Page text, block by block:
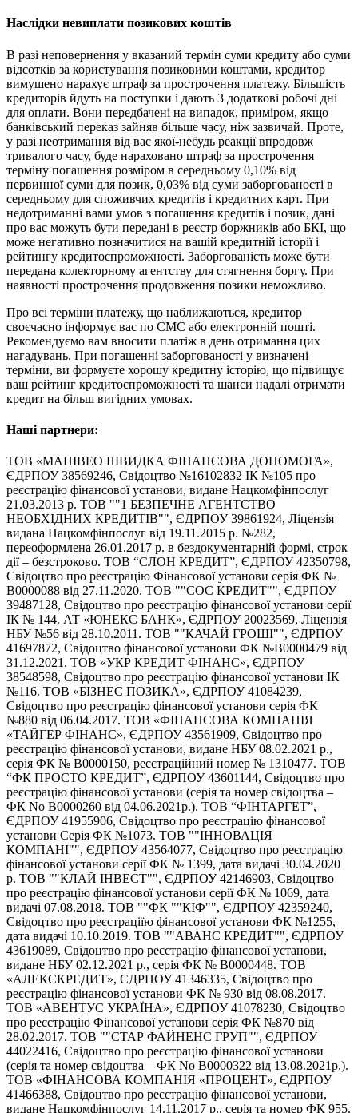
Наслідки невиплати позикових коштів
В разі неповернення у вказаний термін суми кредиту або суми
відсотків за користування позиковими коштами, кредитор
вимушено нарахує штраф за прострочення платежу. Більшість
кредиторів йдуть на поступки і дають 3 додаткові робочі дні
для оплати. Вони передбачені на випадок, приміром, якщо
банківський переказ зайняв більше часу, ніж зазвичай. Проте,
у разі неотримання від вас якої-небудь реакції впродовж
тривалого часу, буде нараховано штраф за прострочення
терміну погашення розміром в середньому 0,10% від
первинної суми для позик, 0,03% від суми заборгованості в
середньому для споживчих кредитів і кредитних карт. При
недотриманні вами умов з погашення кредитів і позик, дані
про вас можуть бути передані в реєстр боржників або БКІ, що
може негативно позначитися на вашій кредитній історії і
рейтингу кредитоспроможності. Заборгованість може бути
передана колекторному агентству для стягнення боргу. При
наявності прострочення продовження позики неможливо.
Про всі терміни платежу, що наближаються, кредитор
своєчасно інформує вас по СМС або електронній пошті.
Рекомендуємо вам вносити платіж в день отримання цих
нагадувань. При погашенні заборгованості у визначені
терміни, ви формуєте хорошу кредитну історію, що підвищує
ваш рейтинг кредитоспроможності та шанси надалі отримати
кредит на більш вигідних умовах.
Наші партнери:
ТОВ «МАНІВЕО ШВИДКА ФІНАНСОВА ДОПОМОГА»,
ЄДРПОУ 38569246, Свідоцтво №16102832 ІК №105 про
реєстрацію фінансової установи, видане Нацкомфінпослуг
21.03.2013 р. ТОВ ""1 БЕЗПЕЧНЕ АГЕНТСТВО
НЕОБХІДНИХ КРЕДИТІВ"", ЄДРПОУ 39861924, Ліцензія
видана Нацкомфінпослуг від 19.11.2015 р. №282,
переоформлена 26.01.2017 р. в бездокументарній формі, строк
дії – безстроково. ТОВ “СЛОН КРЕДИТ”, ЄДРПОУ 42350798,
Свідоцтво про реєстрацію Фінансової установи серія ФК №
В0000088 від 27.11.2020. ТОВ ""СОС КРЕДИТ"", ЄДРПОУ
39487128, Свідоцтво про реєстрацію фінансової установи серії
ІК № 144. АТ «ЮНЕКС БАНК», ЄДРПОУ 20023569, Ліцензія
НБУ №56 від 28.10.2011. ТОВ ""КАЧАЙ ГРОШІ"", ЄДРПОУ
41697872, Свідоцтво фінансової установи ФК №В0000479 від
31.12.2021. ТОВ «УКР КРЕДИТ ФІНАНС», ЄДРПОУ
38548598, Свідоцтво про реєстрацію фінансової установи ІК
№116. ТОВ «БІЗНЕС ПОЗИКА», ЄДРПОУ 41084239,
Свідоцтво про реєстрацію фінансової установи серія ФК
№880 від 06.04.2017. ТОВ «ФІНАНСОВА КОМПАНІЯ
«ТАЙГЕР ФІНАНС», ЄДРПОУ 43561909, Свідоцтво про
реєстрацію фінансової установи, видане НБУ 08.02.2021 р.,
серія ФК № В0000150, реєстраційний номер № 1310477. ТОВ
“ФК ПРОСТО КРЕДИТ”, ЄДРПОУ 43601144, Свідоцтво про
реєстрацію фінансової установи (серія та номер свідоцтва –
ФК No В0000260 від 04.06.2021р.). ТОВ “ФІНТАРГЕТ”,
ЄДРПОУ 41955906, Свідоцтво про реєстрацію фінансової
установи Серія ФК №1073. ТОВ ""ІННОВАЦІЯ
КОМПАНІ"", ЄДРПОУ 43564077, Свідоцтво про реєстрацію
фінансової установи серії ФК № 1399, дата видачі 30.04.2020
р. ТОВ ""КЛАЙ ІНВЕСТ"", ЄДРПОУ 42146903, Cвідоцтво
про реєстрацію фінансової установи серії ФК № 1069, дата
видачі 07.08.2018. ТОВ ""ФК ""КІФ"", ЄДРПОУ 42359240,
Свідоцтво про реєстраціїю фінансової установи ФК №1255,
дата видачі 10.10.2019. ТОВ ""АВАНС КРЕДИТ"", ЄДРПОУ
43619089, Свідоцтво про реєстрацію фінансової установи,
видане НБУ 02.12.2021 р., серія ФК № В0000448. ТОВ
«АЛЕКСКРЕДИТ», ЄДРПОУ 41346335, Свідоцтво про
реєстрацію фінансової установи ФК № 930 від 08.08.2017.
ТОВ «АВЕНТУС УКРАЇНА», ЄДРПОУ 41078230, Свідоцтво
про реєстрацію Фінансової установи серія ФК №870 від
28.02.2017. ТОВ ""СТАР ФАЙНЕНС ГРУП"", ЄДРПОУ
44022416, Свідоцтво про реєстрацію фінансової установи
(серія та номер свідоцтва – ФК No В0000322 від 13.08.2021р.).
ТОВ «ФІНАНСОВА КОМПАНІЯ «ПРОЦЕНТ», ЄДРПОУ
41466388, Свідоцтво про реєстрацію фінансової установи,
видане Нацкомфінпослуг 14.11.2017 р., серія та номер ФК 955.